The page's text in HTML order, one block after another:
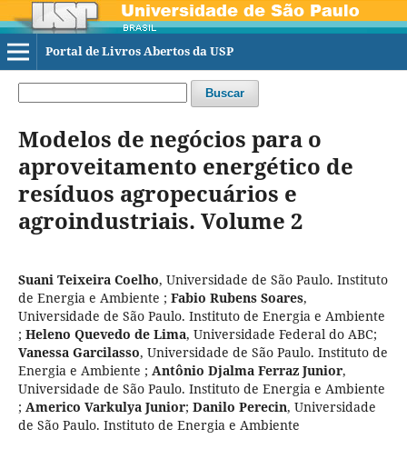
Portal de Livros Abertos da USP
Buscar
Modelos de negócios para o
aproveitamento energético de
resíduos agropecuários e
agroindustriais. Volume 2
Suani Teixeira Coelho, Universidade de São Paulo. Instituto
de Energia e Ambiente ; Fabio Rubens Soares,
Universidade de São Paulo. Instituto de Energia e Ambiente
; Heleno Quevedo de Lima, Universidade Federal do ABC;
Vanessa Garcilasso, Universidade de São Paulo. Instituto de
Energia e Ambiente ; Antônio Djalma Ferraz Junior,
Universidade de São Paulo. Instituto de Energia e Ambiente
; Americo Varkulya Junior; Danilo Perecin, Universidade
de São Paulo. Instituto de Energia e Ambiente